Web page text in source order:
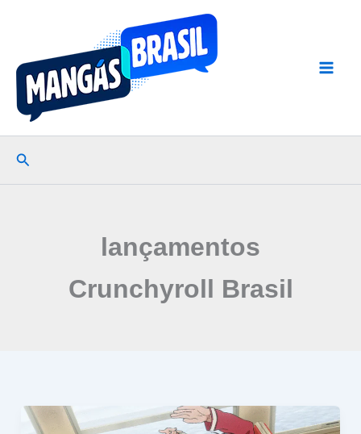
conteúdo
Pesquisar
lançamentos
Crunchyroll Brasil